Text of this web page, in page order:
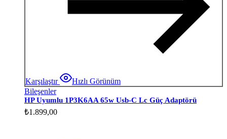
Karşılaştır
Hızlı Görünüm
Bileşenler
HP Uyumlu 1P3K6AA 65w Usb-C Lc Güç Adaptörü
₺1.899,00